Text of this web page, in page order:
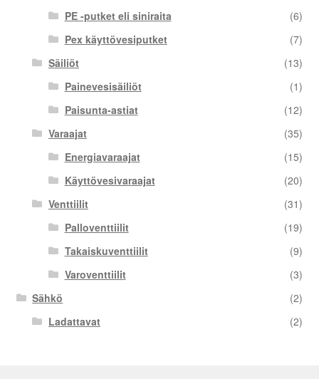
PE -putket eli siniraita
(6)
Pex käyttövesiputket
(7)
Säiliöt
(13)
Painevesisäiliöt
(1)
Paisunta-astiat
(12)
Varaajat
(35)
Energiavaraajat
(15)
Käyttövesivaraajat
(20)
Venttiilit
(31)
Palloventtiilit
(19)
Takaiskuventtiilit
(9)
Varoventtiilit
(3)
Sähkö
(2)
Ladattavat
(2)